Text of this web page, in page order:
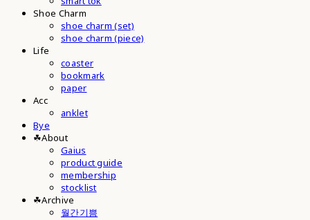
Shoe Charm
shoe charm (set)
shoe charm (piece)
Life
coaster
bookmark
paper
Acc
anklet
Bye
☘︎About
Gaius
product guide
membership
stocklist
☘︎Archive
월간기쁨